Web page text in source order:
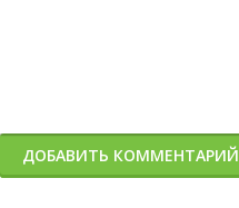
ДОБАВИТЬ КОММЕНТАРИЙ